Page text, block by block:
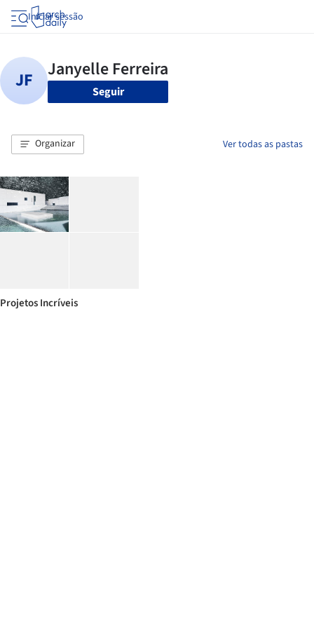
Iniciar sessão
Seguir
Organizar Ver todas as pastas
Projetos Incríveis